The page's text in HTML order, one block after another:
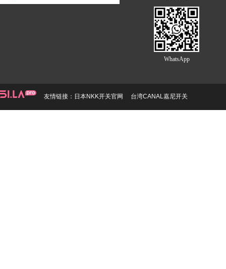
WhatsApp
友情链接： 日本NKK开关官网 台湾CANAL嘉尼开关